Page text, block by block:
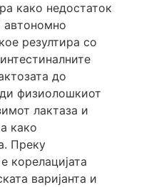
како недостаток
автономно
резултира со
до
физиолошкиот
лактаза и
како
Преку
корелацијата
варијанта и